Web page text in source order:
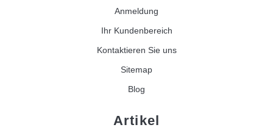
Anmeldung
Ihr Kundenbereich
Kontaktieren Sie uns
Sitemap
Blog
Artikel